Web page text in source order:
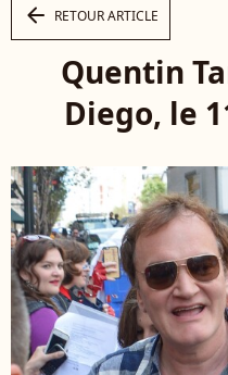
arrow_left RETOUR ARTICLE
Quentin
Diego, le